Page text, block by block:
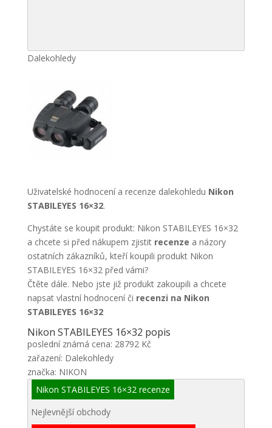
Dalekohledy
Uživatelské hodnocení a recenze dalekohledu Nikon
STABILEYES 16×32.
Chystáte se koupit produkt: Nikon STABILEYES 16×32
a chcete si před nákupem zjistit recenze a názory
ostatních zákazníků, kteří koupili produkt Nikon
STABILEYES 16×32 před vámi?
Čtěte dále. Nebo jste již produkt zakoupili a chcete
napsat vlastní hodnocení či recenzi na Nikon
STABILEYES 16×32
Nikon STABILEYES 16×32 popis
poslední známá cena: 28792 Kč
zařazení: Dalekohledy
značka: NIKON
Nikon STABILEYES 16×32 recenze
Nejlevnější obchody